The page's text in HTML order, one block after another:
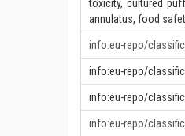
toxicity, cultured
annulatus, food
info:eu-repo/
info:eu-repo/
info:eu-repo/
info:eu-repo/